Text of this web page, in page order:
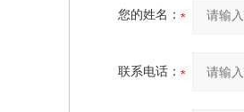
您的姓名：
联系电话：